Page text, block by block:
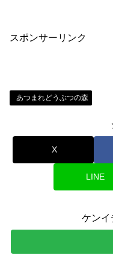
スポンサーリンク
あつまれどうぶつの森
X
LINE
ケンイ